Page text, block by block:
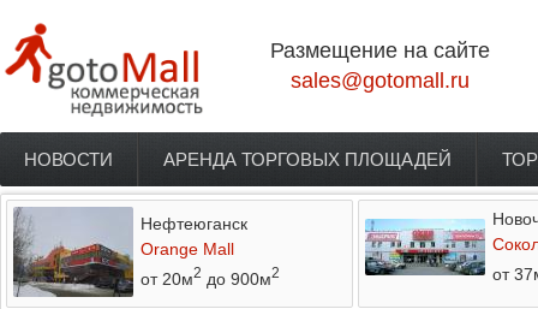
Размещение на сайте
sales@gotomall.ru
Главное меню
НОВОСТИ АРЕНДА ТОРГОВЫХ ПЛОЩАДЕЙ
Нефтеюганск
Orange Mall
от 20м2 до 900м2
от